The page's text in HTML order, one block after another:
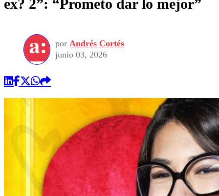
ex? 2”: “Prometo dar lo mejor”
por Andrés Cortés
junio 03, 2026